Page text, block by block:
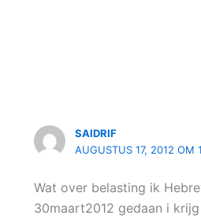
SAIDRIF
AUGUSTUS 17, 2012 OM
Wat over belasting ik
30maart2012 gedaan i